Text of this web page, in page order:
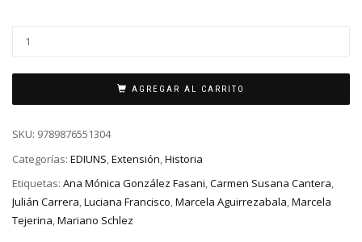
AGREGAR AL CARRITO
SKU: 9789876551304
Categorías: EDIUNS Extensión Historia
Etiquetas: Ana Mónica González Fasani,Carmen Susana Cantera,
Julián Carrera,Luciana Francisco,Marcela Aguirrezabala,Marcela
Tejerina,Mariano Schlez